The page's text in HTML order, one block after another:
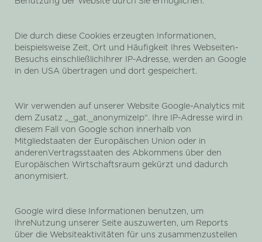
Die durch diese Cookies erzeugten Informationen,
beispielsweise Zeit, Ort und Häufigkeit Ihres Webseiten-
Besuchs einschließlichIhrer IP-Adresse, werden an Google
in den USA übertragen und dort gespeichert.
Wir verwenden auf unserer Website Google-Analytics mit
dem Zusatz „_gat._anonymizeIp“. Ihre IP-Adresse wird in
diesem Fall von Google schon innerhalb von
Mitgliedstaaten der Europäischen Union oder in
anderenVertragsstaaten des Abkommens über den
Europäischen Wirtschaftsraum gekürzt und dadurch
anonymisiert.
Google wird diese Informationen benutzen, um
IhreNutzung unserer Seite auszuwerten, um Reports
über die Websiteaktivitäten für uns zusammenzustellen